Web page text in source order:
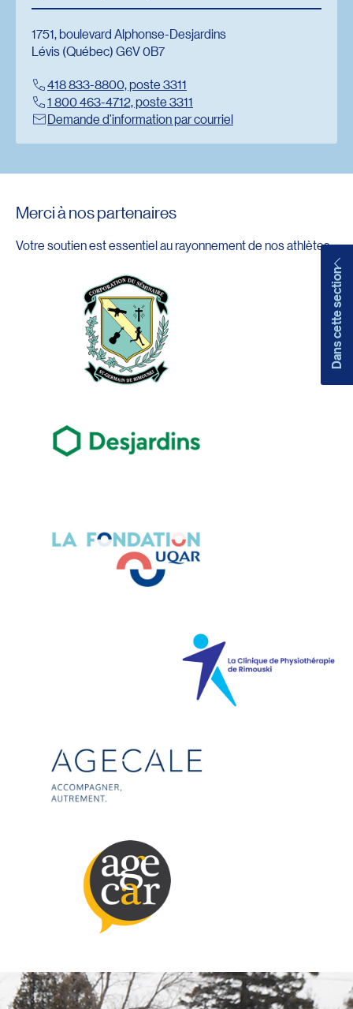
Dans cette section
1751, boulevard Alphonse-Desjardins
Lévis (Québec) G6V 0B7
418 833-8800, poste 3311
Redirection vers l’url : tél:+14188338800,3311
1 800 463-4712, poste 3311
Redirection vers l’url : tel:+18004634712,3311
Demande d’information par courriel
Redirection vers l’url : mailto:sapslevis@uqar.ca
Merci à nos partenaires
Votre soutien est essentiel au rayonnement de nos athlètes.